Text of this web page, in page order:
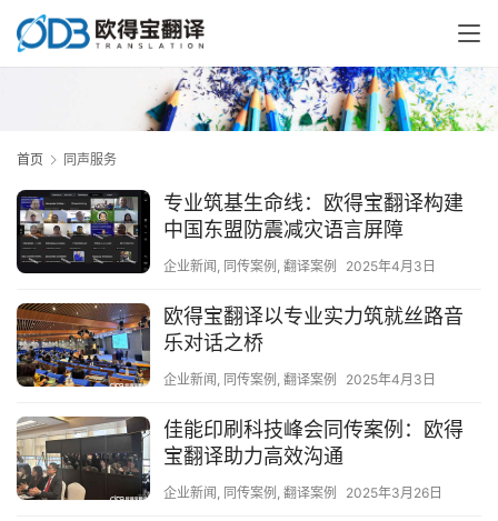
首页 同声服务
专业筑基生命线：欧得宝翻译构建
中国东盟防震减灾语言屏障
企业新闻 同传案例 翻译案例 2025年4月3日
欧得宝翻译以专业实力筑就丝路音
乐对话之桥
企业新闻 同传案例 翻译案例 2025年4月3日
佳能印刷科技峰会同传案例：欧得
宝翻译助力高效沟通
企业新闻 同传案例 翻译案例 2025年3月26日